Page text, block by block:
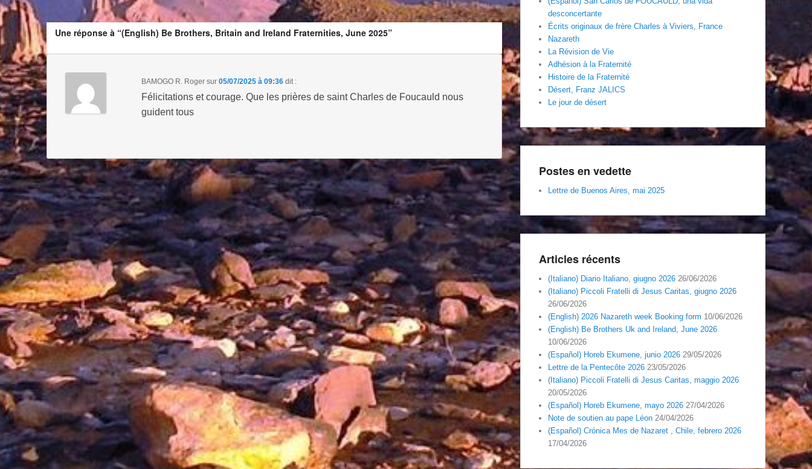
Une réponse à “(English) Be Brothers, Britain and Ireland Fraternities, June 2025”
BAMOGO R. Rogersur 05/07/2025 à 09:36 dit :
Félicitations et courage. Que les prières de saint Charles de Foucauld nous
guident tous
desconcertante
Écrits originaux de frère Charles à Viviers, France
Nazareth
La Révision de Vie
Adhésion à la Fraternité
Histoire de la Fraternité
Désert, Franz JALICS
Le jour de désert
Postes en vedette
Lettre de Buenos Aires, mai 2025
Articles récents
(Italiano) Diario Italiano, giugno 2026 26/06/2026
(Italiano) Piccoli Fratelli di Jesus Caritas, giugno 2026
26/06/2026
(English) 2026 Nazareth week Booking form 10/06/2026
(English) Be Brothers Uk and Ireland, June 2026
10/06/2026
(Español) Horeb Ekumene, junio 2026 29/05/2026
Lettre de la Pentecôte 2026 23/05/2026
(Italiano) Piccoli Fratelli di Jesus Caritas, maggio 2026
20/05/2026
(Español) Horeb Ekumene, mayo 2026 27/04/2026
Note de soutien au pape Léon 24/04/2026
(Español) Crónica Mes de Nazaret , Chile, febrero 2026
17/04/2026